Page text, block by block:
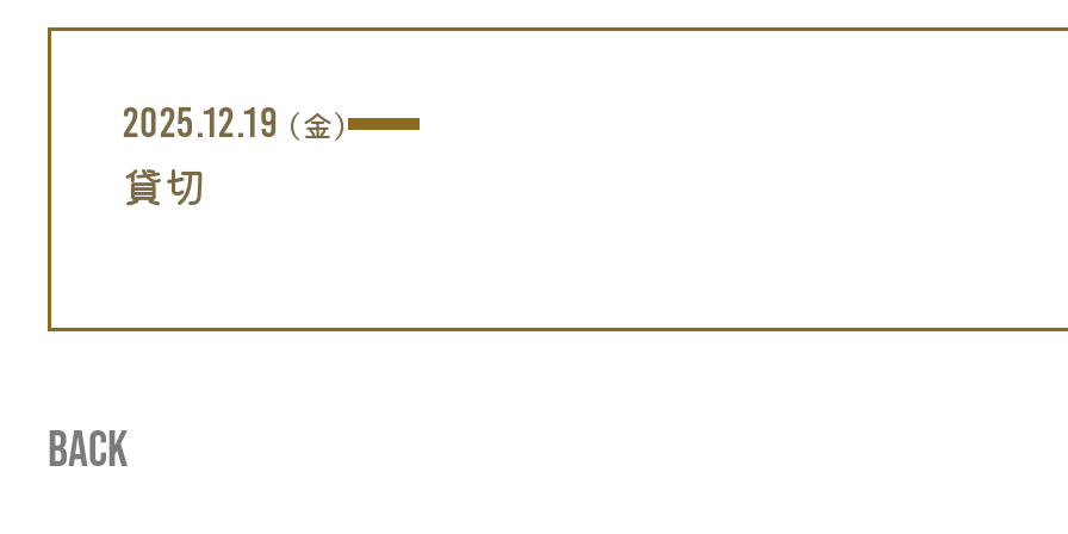
2025.12.19 (金)
貸切
BACK